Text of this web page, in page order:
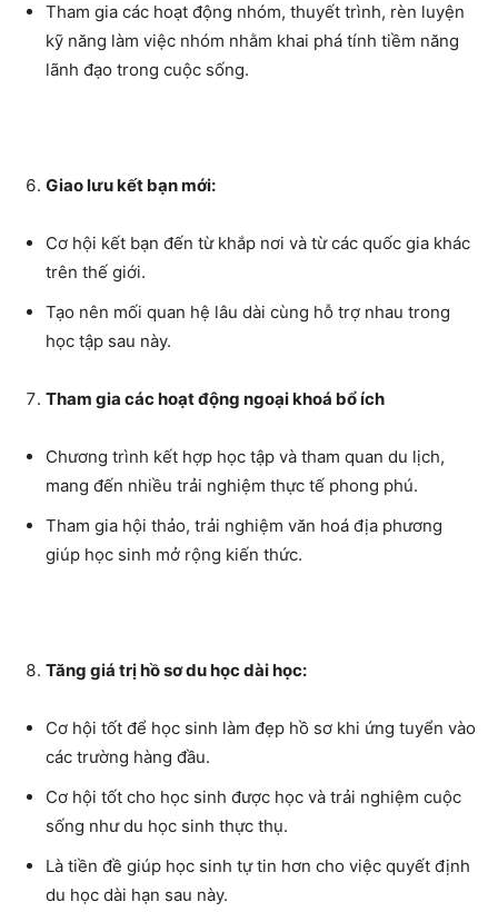
Tham gia các hoạt động nhóm, thuyết trình, rèn luyện
kỹ năng làm việc nhóm nhằm khai phá tính tiềm năng
lãnh đạo trong cuộc sống.
Giao lưu kết bạn mới:
Cơ hội kết bạn đến từ khắp nơi và từ các quốc gia khác
trên thế giới.
Tạo nên mối quan hệ lâu dài cùng hỗ trợ nhau trong
học tập sau này.
Tham gia các hoạt động ngoại khoá bổ ích
Chương trình kết hợp học tập và tham quan du lịch,
mang đến nhiều trải nghiệm thực tế phong phú.
Tham gia hội thảo, trải nghiệm văn hoá địa phương
giúp học sinh mở rộng kiến thức.
Tăng giá trị hồ sơ du học dài học:
Cơ hội tốt để học sinh làm đẹp hồ sơ khi ứng tuyển vào
các trường hàng đầu.
Cơ hội tốt cho học sinh được học và trải nghiệm cuộc
sống như du học sinh thực thụ.
Là tiền đề giúp học sinh tự tin hơn cho việc quyết định
du học dài hạn sau này.